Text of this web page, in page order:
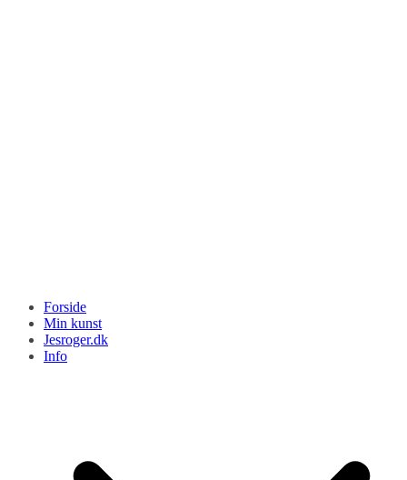
Forside
Min kunst
Jesroger.dk
Info